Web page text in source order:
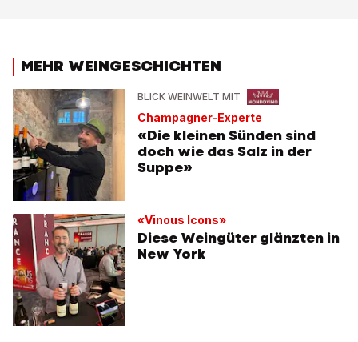
MEHR WEINGESCHICHTEN
BLICK WEINWELT MIT
Champagner-Experte
«Die kleinen Sünden sind
doch wie das Salz in der
Suppe»
«Vinous Icons»
Diese Weingüter glänzten in
New York